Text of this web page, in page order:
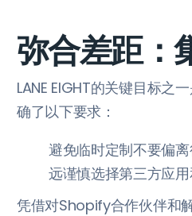
弥合差距：
LANE EIGHT的关键目标之
确了以下要求：
避免临时定制不要偏
远谨慎选择第三方应
凭借对Shopify合作伙伴和